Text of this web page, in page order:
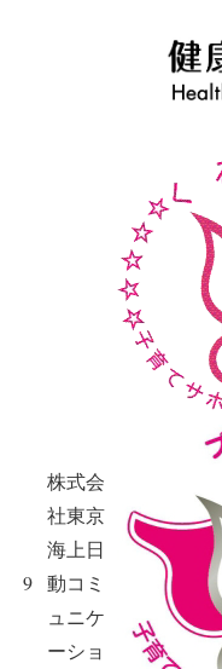
9
株式会
社東京
海上日
動コミ
ュニケ
ーショ